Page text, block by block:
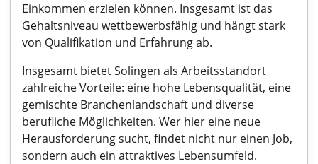
Einkommen erzielen können. Insgesamt ist das
Gehaltsniveau wettbewerbsfähig und hängt stark
von Qualifikation und Erfahrung ab.
Insgesamt bietet Solingen als Arbeitsstandort
zahlreiche Vorteile: eine hohe Lebensqualität, eine
gemischte Branchenlandschaft und diverse
berufliche Möglichkeiten. Wer hier eine neue
Herausforderung sucht, findet nicht nur einen Job,
sondern auch ein attraktives Lebensumfeld.